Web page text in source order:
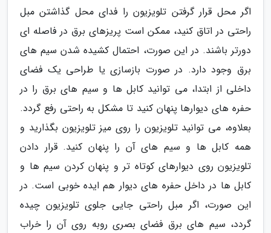
اگر محل قرار گرفتن تلویزیون را فدای محل گذاشتن مبل
راحتی در اتاق کنید، ممکن است پریزهای برق در فاصله ای
دورتر باشند. در این صورت، احتمال کشیده شدن سیم های
برق وجود دارد. در صورت بازسازی یا طراحی یک فضای
داخلی از ابتدا، می توانید کابل ها و سیم های برق را در
حفره های دیوارها پنهان کنید تا مشکل به راحتی رفع گردد.
بعلاوه، می توانید تلویزیون را روی میز تلویزیون بگذارید و
همه کابل ها و سیم های آن را پنهان کنید. قرار دادن
تلویزیون روی دیوارهای کوتاه تر و پنهان کردن سیم ها و
کابل ها در داخل حفره های دیوار هم ایده خوبی است. در
این صورت، اگر مبل راحتی جایی جلوی تلویزیون چیده
گردد، سیم های برق فضای بصری روبه روی آن را خراب